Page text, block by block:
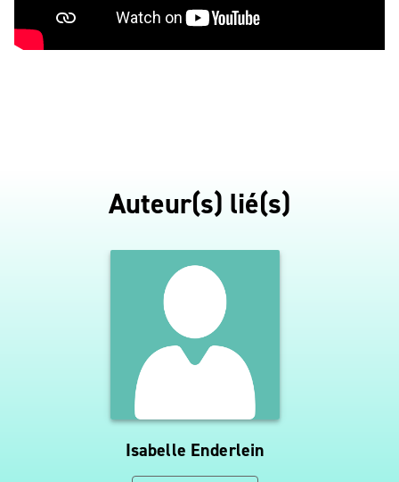
Auteur(s) lié(s)
Isabelle Enderlein